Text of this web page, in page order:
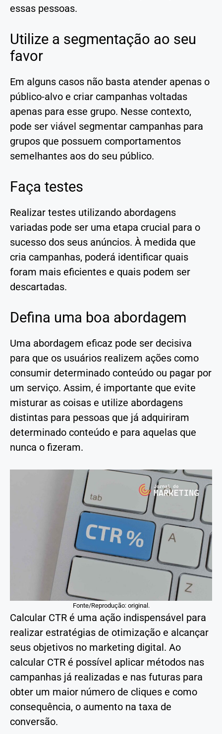
essas pessoas.
Utilize a segmentação ao seu
favor
Em alguns casos não basta atender apenas o
público-alvo e criar campanhas voltadas
apenas para esse grupo. Nesse contexto,
pode ser viável segmentar campanhas para
grupos que possuem comportamentos
semelhantes aos do seu público.
Faça testes
Realizar testes utilizando abordagens
variadas pode ser uma etapa crucial para o
sucesso dos seus anúncios. À medida que
cria campanhas, poderá identificar quais
foram mais eficientes e quais podem ser
descartadas.
Defina uma boa abordagem
Uma abordagem eficaz pode ser decisiva
para que os usuários realizem ações como
consumir determinado conteúdo ou pagar por
um serviço. Assim, é importante que evite
misturar as coisas e utilize abordagens
distintas para pessoas que já adquiriram
determinado conteúdo e para aquelas que
nunca o fizeram.
Fonte/Reprodução: original.
Calcular CTR é uma ação indispensável para
realizar estratégias de otimização e alcançar
seus objetivos no marketing digital. Ao
calcular CTR é possível aplicar métodos nas
campanhas já realizadas e nas futuras para
obter um maior número de cliques e como
consequência, o aumento na taxa de
conversão.